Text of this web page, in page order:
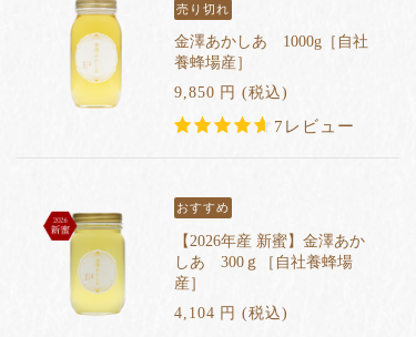
売り切れ
金澤あかしあ 1000g［自社
養蜂場産］
9,850 円 (税込)
7レビュー
おすすめ
【2026年産 新蜜】金澤あか
しあ 300ｇ［自社養蜂場
産］
4,104 円 (税込)